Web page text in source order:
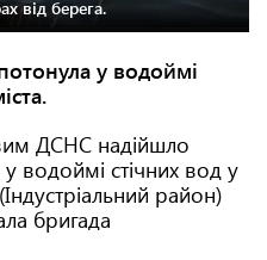
від берега.
у водоймі
ДСНС надійшло
водоймі стічних вод у
район)
бригада